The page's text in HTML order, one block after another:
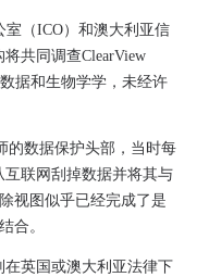
室（ICO）和澳大利亚信
共同调查ClearView
据和生物学学，未经许
的数据保护头部，当时每
互联网刮掉数据并将其与
视图似乎已经完成了是
合。
英国或澳大利亚法律下